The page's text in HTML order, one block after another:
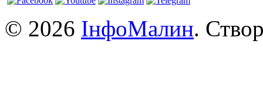
© 2026 ІнфоМалин.